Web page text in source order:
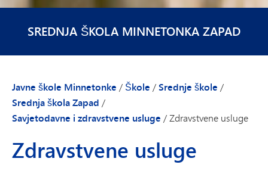
SREDNJA ŠKOLA MINNETONKA ZAPAD
Javne škole Minnetonke / Škole /Srednje škole /
Srednja škola Zapad /
Savjetodavne i zdravstvene usluge /Zdravstvene usluge
Zdravstvene usluge